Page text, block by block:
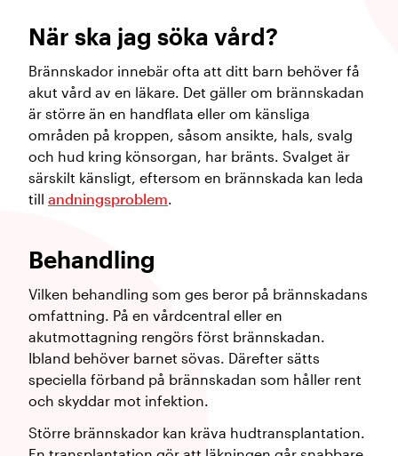
När ska jag söka vård?
Brännskador innebär ofta att ditt barn behöver få
akut vård av en läkare. Det gäller om brännskadan
är större än en handflata eller om känsliga
områden på kroppen, såsom ansikte, hals, svalg
och hud kring könsorgan, har bränts. Svalget är
särskilt känsligt, eftersom en brännskada kan leda
till andningsproblem.
Behandling
Vilken behandling som ges beror på brännskadans
omfattning. På en vårdcentral eller en
akutmottagning rengörs först brännskadan.
Ibland behöver barnet sövas. Därefter sätts
speciella förband på brännskadan som håller rent
och skyddar mot infektion.
Större brännskador kan kräva hudtransplantation.